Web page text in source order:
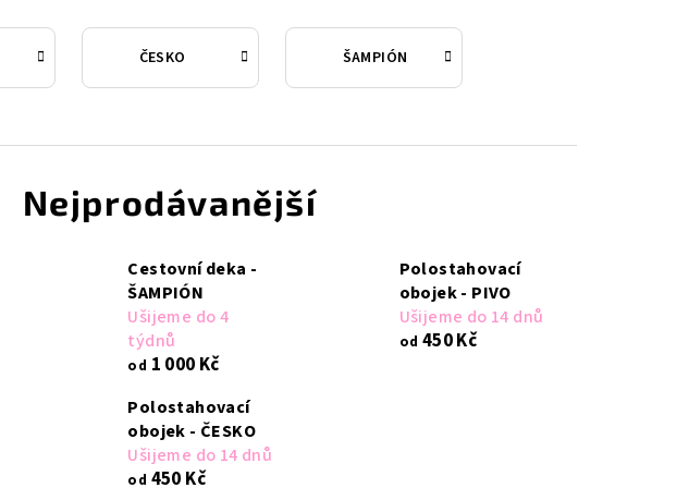
ČESKO ŠAMPIÓN
Nejprodávanější
Cestovní deka -
ŠAMPIÓN
Ušijeme do 4
týdnů
od 1 000 Kč
Polostahovací
obojek - PIVO
Ušijeme do 14 dnů
od 450 Kč
Polostahovací
obojek - ČESKO
Ušijeme do 14 dnů
od 450 Kč